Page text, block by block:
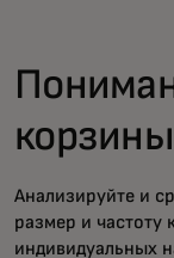
корзины
Анализируйте и
размер и частоту
индивидуальных